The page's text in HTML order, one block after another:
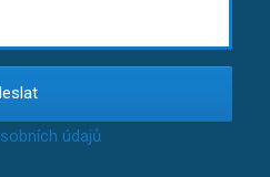
údajů